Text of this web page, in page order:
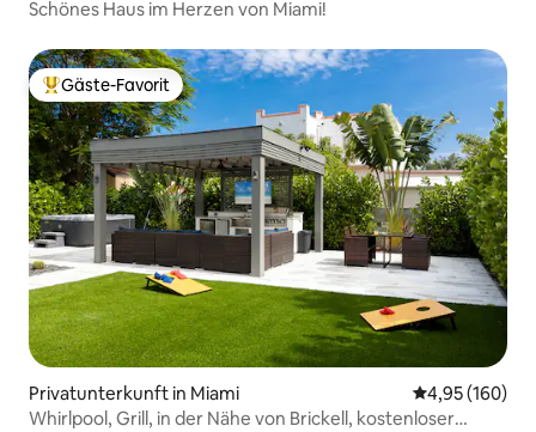
Schönes Haus im Herzen von Miami!
Beliebter Gäste-Favorit.
Gäste-Favorit
Privatunterkunft in Miami
4,95 (160)
Whirlpool, Grill, in der Nähe von Brickell, kostenloser